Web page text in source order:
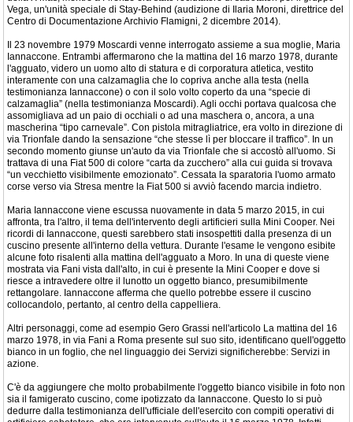
Vega, un'unità speciale di Stay-Behind (audizione di Ilaria Moroni, direttrice del
Centro di Documentazione Archivio Flamigni, 2 dicembre 2014).
Il 23 novembre 1979 Moscardi venne interrogato assieme a sua moglie, Maria
Iannaccone. Entrambi affermarono che la mattina del 16 marzo 1978, durante
l'agguato, videro un uomo alto di statura e di corporatura atletica, vestito
interamente con una calzamaglia che lo copriva anche alla testa (nella
testimonianza Iannaccone) o con il solo volto coperto da una “specie di
calzamaglia” (nella testimonianza Moscardi). Agli occhi portava qualcosa che
assomigliava ad un paio di occhiali o ad una maschera o, ancora, a una
mascherina “tipo carnevale”. Con pistola mitragliatrice, era volto in direzione di
via Trionfale dando la sensazione “che stesse lì per bloccare il traffico”. In un
secondo momento giunse un'auto da via Trionfale che si accostò all'uomo. Si
trattava di una Fiat 500 di colore “carta da zucchero” alla cui guida si trovava
“un vecchietto visibilmente emozionato”. Cessata la sparatoria l'uomo armato
corse verso via Stresa mentre la Fiat 500 si avviò facendo marcia indietro.
Maria Iannaccone viene escussa nuovamente in data 5 marzo 2015, in cui
affronta, tra l'altro, il tema dell'intervento degli artificieri sulla Mini Cooper. Nei
ricordi di Iannaccone, questi sarebbero stati insospettiti dalla presenza di un
cuscino presente all'interno della vettura. Durante l'esame le vengono esibite
alcune foto risalenti alla mattina dell'agguato a Moro. In una di queste viene
mostrata via Fani vista dall'alto, in cui è presente la Mini Cooper e dove si
riesce a intravedere oltre il lunotto un oggetto bianco, presumibilmente
rettangolare. Iannaccone afferma che quello potrebbe essere il cuscino
collocandolo, pertanto, al centro della cappelliera.
Altri personaggi, come ad esempio Gero Grassi nell'articolo La mattina del 16
marzo 1978, in via Fani a Roma presente sul suo sito, identificano quell'oggetto
bianco in un foglio, che nel linguaggio dei Servizi significherebbe: Servizi in
azione.
C'è da aggiungere che molto probabilmente l'oggetto bianco visibile in foto non
sia il famigerato cuscino, come ipotizzato da Iannaccone. Questo lo si può
dedurre dalla testimonianza dell'ufficiale dell'esercito con compiti operativi di